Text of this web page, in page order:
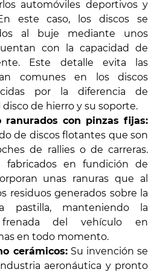
automóviles deportivos y
este caso, los discos se
al buje mediante unos
con la capacidad de
Este detalle evita las
comunes en los discos
por la diferencia de
de hierro y su soporte.
ranurados con pinzas fijas:
de discos flotantes que son
de rallies o de carreras.
fabricados en fundición de
unas ranuras que al
residuos generados sobre la
pastilla, manteniendo la
del vehículo en
en todo momento.
cerámicos:Su invención se
aeronáutica y pronto